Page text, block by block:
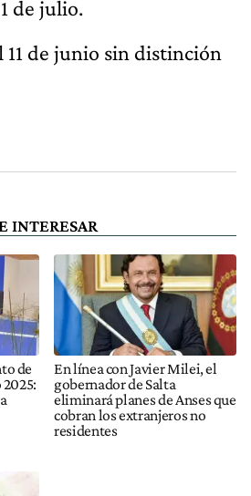
de julio.
11 de junio sin distinción
INTERESAR
de
En línea con Javier Milei, el
gobernador de Salta
eliminará planes de Anses que
cobran los extranjeros no
residentes